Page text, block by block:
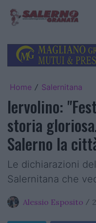
Home / Salernitana
Iervolino:
storia
Salerno la
Le dichiarazioni
Salernitana che
Alessio Esposito /